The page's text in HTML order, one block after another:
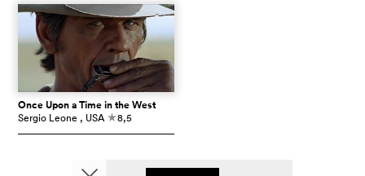
Once Upon a Time in the West
Sergio Leone , USA c8,5